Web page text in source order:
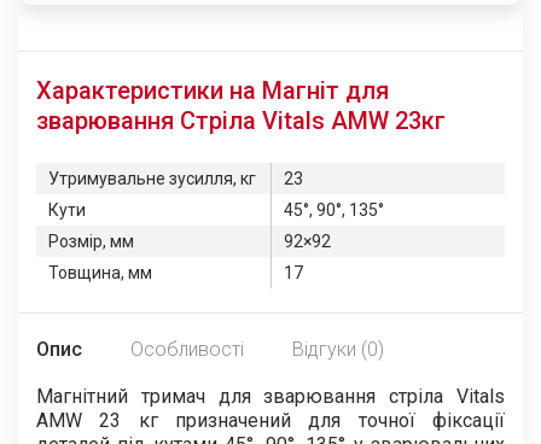
Характеристики на Магніт для
зварювання Стріла Vitals AMW 23кг
Утримувальне зусилля, кг
23
Кути
45°, 90°, 135°
Розмір, мм
92×92
Товщина, мм
17
Опис Особливості Відгуки (0)
Магнітний тримач для зварювання стріла Vitals
AMW 23 кг призначений для точної фіксації